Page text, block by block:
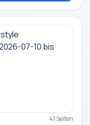
41 Seiten